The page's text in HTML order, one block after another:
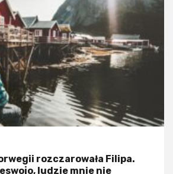
rozczarowała Filipa.
ludzie mnie nie